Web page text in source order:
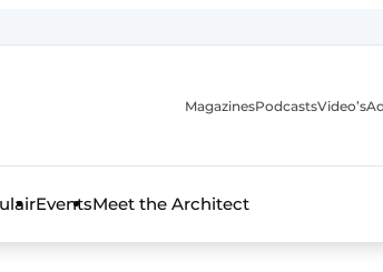
MagazinesPodcastsVideo’s
EventsMeet the Architect